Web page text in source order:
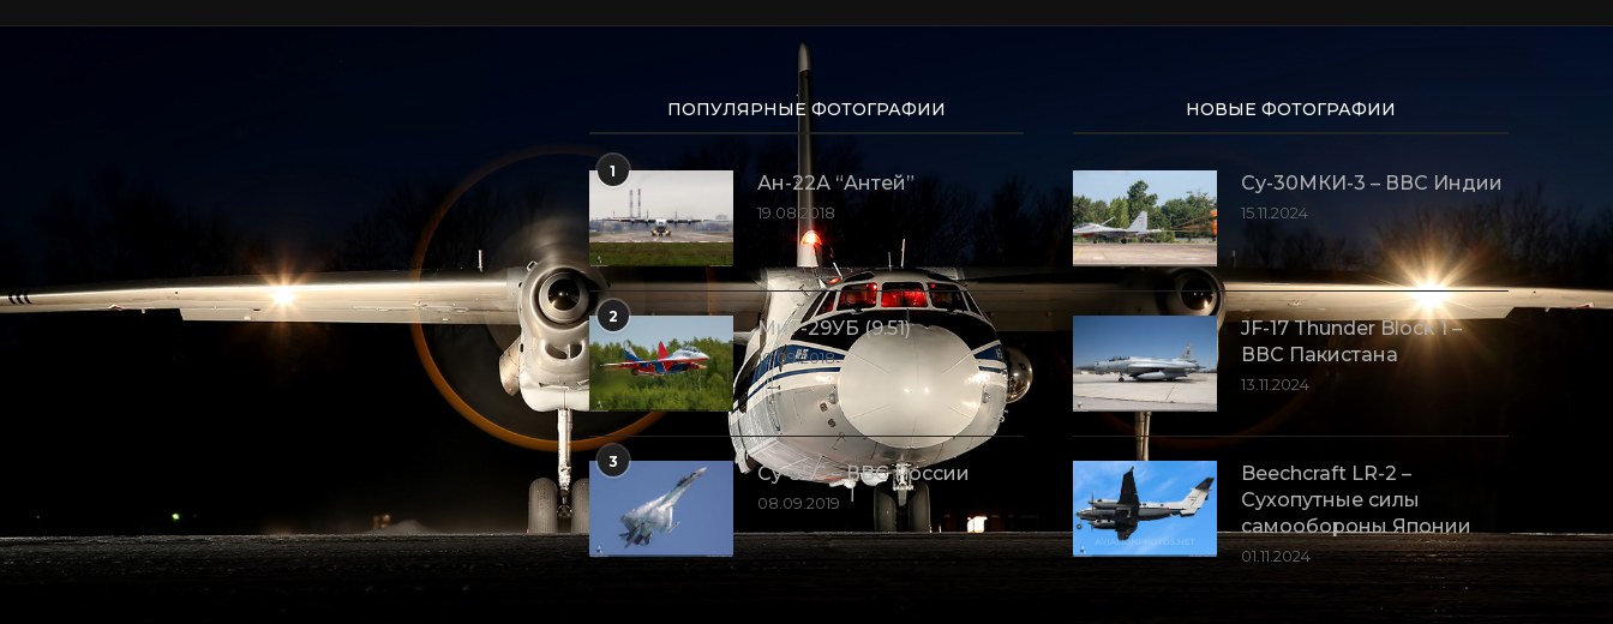
ПОПУЛЯРНЫЕ ФОТОГРАФИИ
1
Ан-22А “Антей”
19.08.2018
2
МиГ-29УБ (9.51)
10.09.2018
3
Су-35С – ВВС России
08.09.2019
НОВЫЕ ФОТОГРАФИИ
Су-30МКИ-3 – ВВС Индии
15.11.2024
JF-17 Thunder Block 1 –
ВВС Пакистана
13.11.2024
Beechcraft LR-2 –
Сухопутные силы
самообороны Японии
01.11.2024